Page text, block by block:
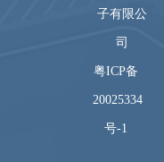
子有限公
司
粤ICP备
20025334
号-1